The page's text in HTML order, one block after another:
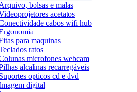
Arquivo, bolsas e malas
acetatos
cabos wifi hub
para maquinas
ratos
microfones webcam
alcalinas recarregáveis
Suportes opticos cd e dvd
digital